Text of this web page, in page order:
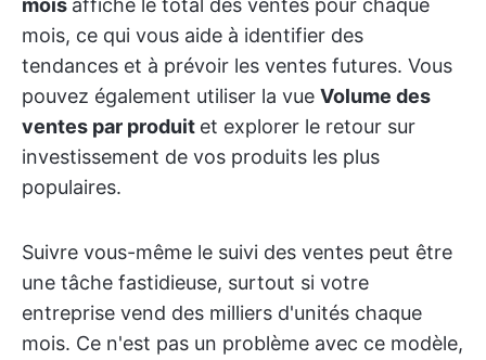
mois, ce qui vous aide à identifier des
tendances et à prévoir les ventes futures. Vous
pouvez également utiliser la vue Volume des
ventes par produit et explorer le retour sur
investissement de vos produits les plus
populaires.
Suivre vous-même le suivi des ventes peut être
une tâche fastidieuse, surtout si votre
entreprise vend des milliers d'unités chaque
mois. Ce n'est pas un problème avec ce modèle,